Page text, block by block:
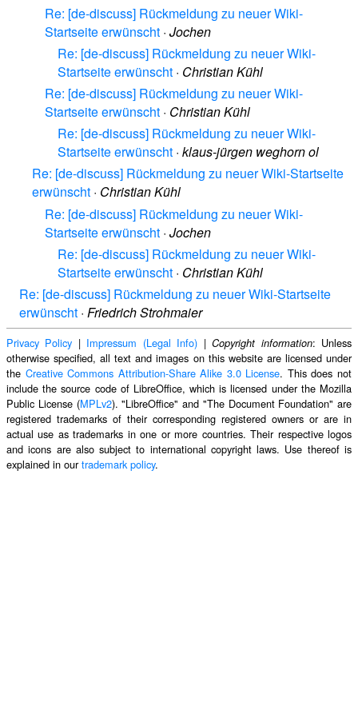
Re: [de-discuss] Rückmeldung zu neuer Wiki-
Startseite erwünscht · Jochen
Re: [de-discuss] Rückmeldung zu neuer Wiki-
Startseite erwünscht · Christian Kühl
Re: [de-discuss] Rückmeldung zu neuer Wiki-
Startseite erwünscht · Christian Kühl
Re: [de-discuss] Rückmeldung zu neuer Wiki-
Startseite erwünscht · klaus-jürgen weghorn ol
Re: [de-discuss] Rückmeldung zu neuer Wiki-Startseite
erwünscht · Christian Kühl
Re: [de-discuss] Rückmeldung zu neuer Wiki-
Startseite erwünscht · Jochen
Re: [de-discuss] Rückmeldung zu neuer Wiki-
Startseite erwünscht · Christian Kühl
Re: [de-discuss] Rückmeldung zu neuer Wiki-Startseite
erwünscht · Friedrich Strohmaier
Privacy Policy | Impressum (Legal Info) |Copyright information: Unless
otherwise specified, all text and images on this website are licensed under
the Creative Commons Attribution-Share Alike 3.0 License. This does not
include the source code of LibreOffice, which is licensed under the Mozilla
Public License (MPLv2). "LibreOffice" and "The Document Foundation" are
registered trademarks of their corresponding registered owners or are in
actual use as trademarks in one or more countries. Their respective logos
and icons are also subject to international copyright laws. Use thereof is
explained in ourtrademark policy.